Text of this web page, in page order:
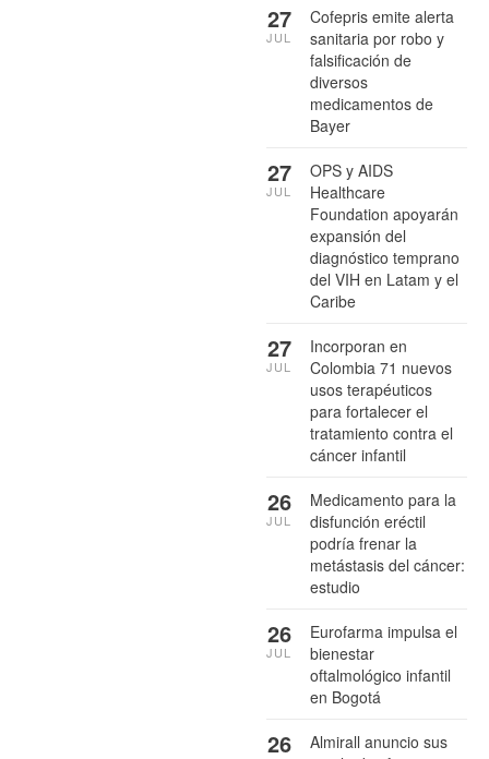
Cofepris emite alerta
sanitaria por robo y
falsificación de
diversos
medicamentos de
Bayer
27
JUL
OPS y AIDS
Healthcare
Foundation apoyarán
expansión del
diagnóstico temprano
del VIH en Latam y el
Caribe
27
JUL
Incorporan en
Colombia 71 nuevos
usos terapéuticos
para fortalecer el
tratamiento contra el
cáncer infantil
27
JUL
Medicamento para la
disfunción eréctil
podría frenar la
metástasis del cáncer:
estudio
26
JUL
Eurofarma impulsa el
bienestar
oftalmológico infantil
en Bogotá
26
JUL
Almirall anuncio sus
26